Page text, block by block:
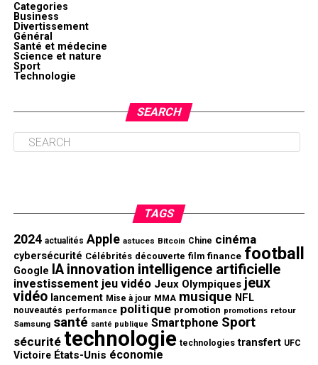
Categories
Business
Divertissement
Général
Santé et médecine
Science et nature
Sport
Technologie
SEARCH
TAGS
2024 actualités Apple astuces Bitcoin Chine cinéma
cybersécurité Célébrités découverte film finance football
Google IA innovation intelligence artificielle
investissement jeu vidéo Jeux Olympiques jeux
vidéo lancement Mise à jour MMA musique NFL
nouveautés performance politique promotion promotions retour
Samsung santé santé publique Smartphone Sport
sécurité technologie technologies transfert UFC
Victoire États-Unis économie